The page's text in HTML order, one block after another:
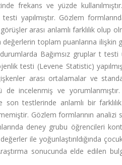
frekans ve yüzde
yapılmıştır. Gözlem
arası anlamlı farklılık olup
toplam puanlarına ilişkin
Bağımsız gruplar t
testi (Levene Statistic)
arası ortalamalar ve
incelenmiş ve yorumlanmıştır.
testlerinde anlamlı bir
Gözlem formlarının analizi
deney grubu öğrencileri
ile yoğunlaştırıldığında
sonucunda elde edilen